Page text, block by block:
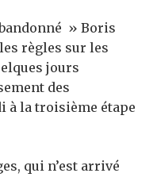
» Boris
règles sur les
jours
des
à la troisième étape
qui n’est arrivé